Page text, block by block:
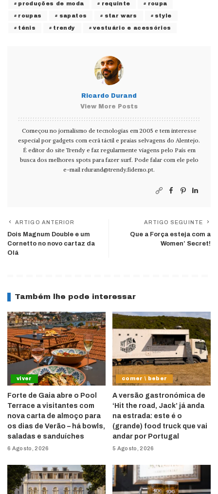
produções de moda requinte roupa
roupas sapatos star wars style
ténis trendy vestuário e acessórios
Ricardo Durand
View More Posts
Começou no jornalismo de tecnologias em 2005 e tem interesse
especial por gadgets com ecrã táctil e praias selvagens do Alentejo.
É editor do site Trendy e faz regularmente viagens pelo País em
busca dos melhores spots para fazer surf. Pode falar com ele pelo
e-mail rdurand@trendy.fidemo.pt.
ARTIGO ANTERIOR
Dois Magnum Double e um
Cornetto no novo cartaz da
Olá
ARTIGO SEGUINTE
Que a Força esteja com a
Women’ Secret!
Também lhe pode interessar
viver
Forte de Gaia abre o Pool
Terrace a visitantes com
nova carta de almoço para
os dias de Verão – há bowls,
saladas e sanduíches
6 Agosto, 2026
comer \ beber
A versão gastronómica de
‘Hit the road, Jack’ já anda
na estrada: este é o
(grande) food truck que vai
andar por Portugal
5 Agosto, 2026